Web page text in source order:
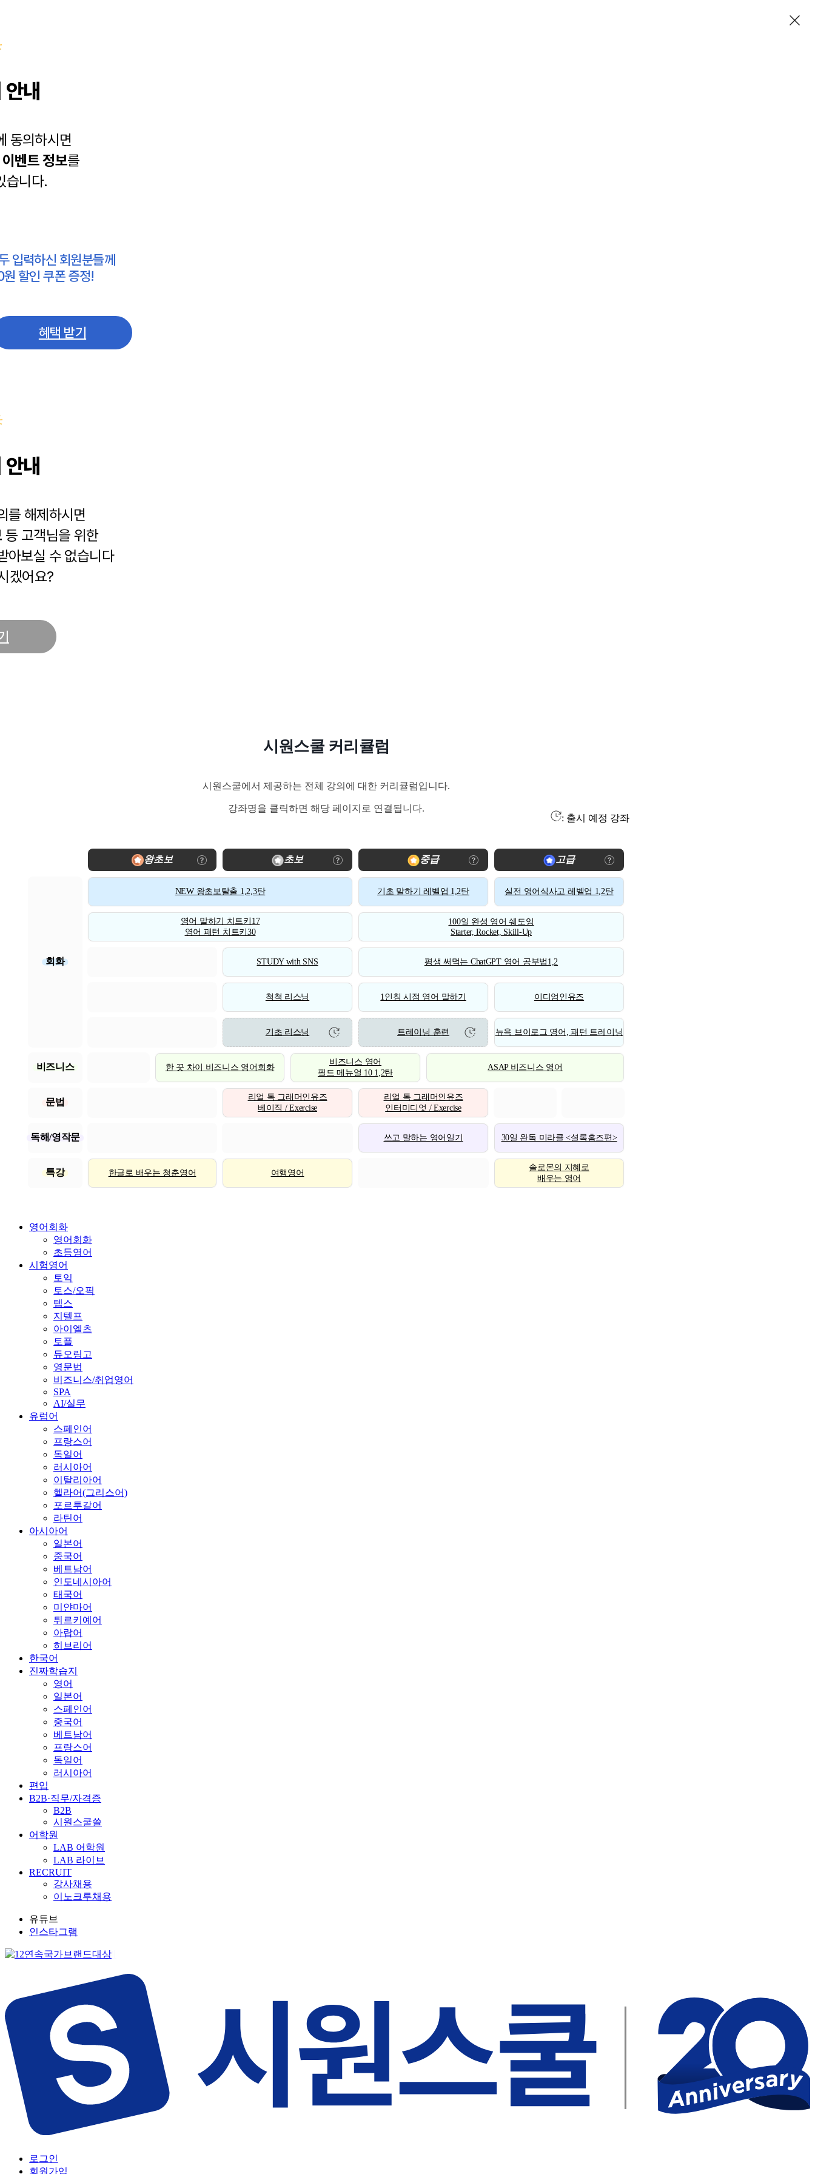
내
동의하시면
이벤트 정보를
습니다.
입력하신 회원분들께
할인 쿠폰 증정!
혜택 받기
내
를 해제하시면
등 고객님을 위한
아보실 수 없습니다
겠어요?
시원스쿨 커리큘럼
시원스쿨에서 제공하는 전체 강의에 대한 커리큘럼입니다.
강좌명을 클릭하면 해당 페이지로 연결됩니다.
: 출시 예정 강좌
왕초보 초보 중급 고급
회화
NEW 왕초보탈출 1,2,3탄 기초 말하기 레벨업 1,2탄 실전 영어식사고 레벨업 1,2탄
영어 말하기 치트키17
영어 패턴 치트키30
100일 완성 영어 쉐도잉
Starter, Rocket, Skill-Up
STUDY with SNS 평생 써먹는 ChatGPT 영어 공부법1,2
척척 리스닝 1인칭 시점 영어 말하기 이디엄인유즈
기초 리스닝 트레이닝 훈련 뉴욕 브이로그 영어, 패턴 트레이닝
비즈니스 한 끗 차이 비즈니스 영어회화
비즈니스 영어
필드 메뉴얼 10 1,2탄
ASAP 비즈니스 영어
문법
리얼 톡 그래머인유즈
베이직 / Exercise
리얼 톡 그래머인유즈
인터미디엇 / Exercise
독해/영작문 쓰고 말하는 영어일기 30일 완독 미라클 <셜록홈즈편>
특강 한글로 배우는 청춘영어 여행영어
솔로몬의 지혜로
배우는 영어
영어회화
영어회화
초등영어
시험영어
토익
토스/오픽
텝스
지텔프
아이엘츠
토플
듀오링고
영문법
비즈니스/취업영어
SPA
AI/실무
유럽어
스페인어
프랑스어
독일어
러시아어
이탈리아어
헬라어(그리스어)
포르투갈어
라틴어
아시아어
일본어
중국어
베트남어
인도네시아어
태국어
미얀마어
튀르키예어
아랍어
히브리어
한국어
진짜학습지
영어
일본어
스페인어
중국어
베트남어
프랑스어
독일어
러시아어
편입
B2B·직무/자격증
B2B
시원스쿨쓸
어학원
LAB 어학원
LAB 라이브
RECRUIT
강사채용
이노크루채용
유튜브
인스타그램
로그인
회원가입